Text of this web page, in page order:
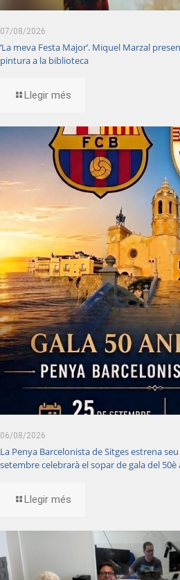
07/08/2026
‘La meva Festa Major’. Miquel Marzal
pintura a la biblioteca
Llegir més
06/08/2026
La Penya Barcelonista de Sitges estrena
setembre celebrarà el sopar de gala del 50è
Llegir més